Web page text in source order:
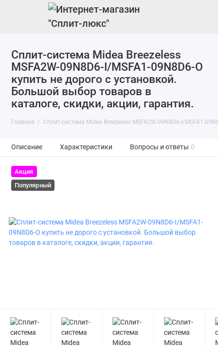
Сплит-система Midea Breezeless
MSFA2W-09N8D6-I/MSFA1-09N8D6-O
купить не дорого с установкой.
Большой выбор товаров в
каталоге, скидки, акции, гарантия.
Главная Сплит-система Midea Breezeless MSFA2W-09N8D6-I/MSFA1-
Описание Характеристики Вопросы и ответы 0
Акция
Популярный